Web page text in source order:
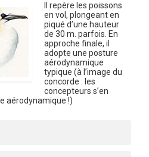
Il repère les poissons
en vol, plongeant en
piqué d’une hauteur
de 30 m. parfois. En
approche finale, il
adopte une posture
aérodynamique
typique (à l’image du
concorde : les
concepteurs s’en
aérodynamique !)